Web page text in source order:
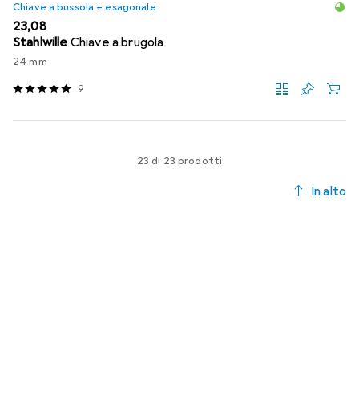
Chiave a bussola + esagonale
EUR
23,08
Stahlwille Chiave a brugola
24 mm
9
23 di 23 prodotti
In alto